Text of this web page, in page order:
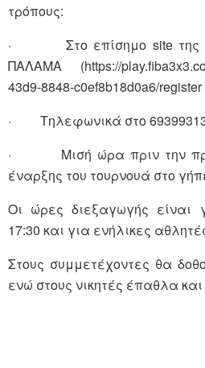
τρόπους:
· Στο επίσημο site της
ΠΑΛΑΜΑ (https://
43d9-8848-c0ef8b18d0a6/register
· Τηλεφωνικά στο
· Μισή ώρα πριν την
έναρξης του τουρνουά στο
Οι ώρες διεξαγωγής είναι
17:30 και για ενήλικες
Στους συμμετέχοντες θα
ενώ στους νικητές έπαθλα